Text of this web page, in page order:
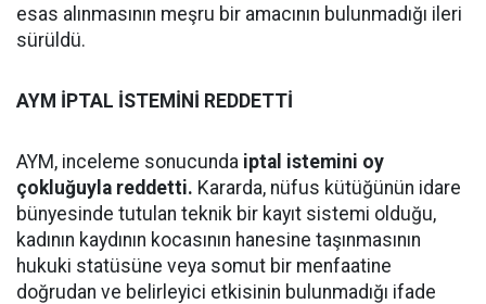
esas alınmasının meşru bir amacının bulunmadığı ileri
sürüldü.
AYM İPTAL İSTEMİNİ REDDETTİ
AYM, inceleme sonucunda iptal istemini oy
çokluğuyla reddetti. Kararda, nüfus kütüğünün idare
bünyesinde tutulan teknik bir kayıt sistemi olduğu,
kadının kaydının kocasının hanesine taşınmasının
hukuki statüsüne veya somut bir menfaatine
doğrudan ve belirleyici etkisinin bulunmadığı ifade